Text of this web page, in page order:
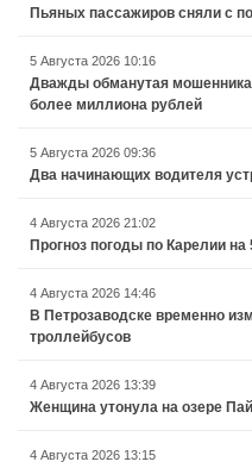
Пьяных пассажиров сняли с
5 Августа 2026 10:16
Дважды обманутая
более миллиона рублей
5 Августа 2026 09:36
Два начинающих водителя
4 Августа 2026 21:02
Прогноз погоды по Карелии на
4 Августа 2026 14:46
В Петрозаводске временно
троллейбусов
4 Августа 2026 13:39
Женщина утонула на озере
4 Августа 2026 13:15